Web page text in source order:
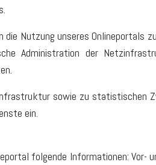
Nutzung unseres Onlineportals
Administration der
sowie zu statistischen
ein.
folgende Informationen: